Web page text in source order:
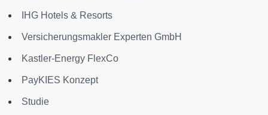
IHG Hotels & Resorts
Versicherungsmakler Experten GmbH
Kastler-Energy FlexCo
PayKIES Konzept
Studie